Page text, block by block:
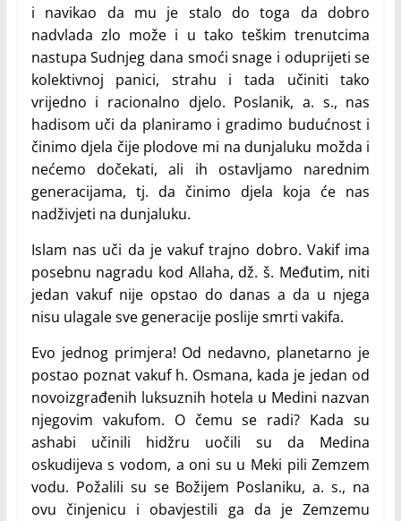
i navikao da mu je stalo do toga da dobro
nadvlada zlo može i u tako teškim trenutcima
nastupa Sudnjeg dana smoći snage i oduprijeti se
kolektivnoj panici, strahu i tada učiniti tako
vrijedno i racionalno djelo. Poslanik, a. s., nas
hadisom uči da planiramo i gradimo budućnost i
činimo djela čije plodove mi na dunjaluku možda i
nećemo dočekati, ali ih ostavljamo narednim
generacijama, tj. da činimo djela koja će nas
nadživjeti na dunjaluku.
Islam nas uči da je vakuf trajno dobro. Vakif ima
posebnu nagradu kod Allaha, dž. š. Međutim, niti
jedan vakuf nije opstao do danas a da u njega
nisu ulagale sve generacije poslije smrti vakifa.
Evo jednog primjera! Od nedavno, planetarno je
postao poznat vakuf h. Osmana, kada je jedan od
novoizgrađenih luksuznih hotela u Medini nazvan
njegovim vakufom. O čemu se radi? Kada su
ashabi učinili hidžru uočili su da Medina
oskudijeva s vodom, a oni su u Meki pili Zemzem
vodu. Požalili su se Božijem Poslaniku, a. s., na
ovu činjenicu i obavjestili ga da je Zemzemu